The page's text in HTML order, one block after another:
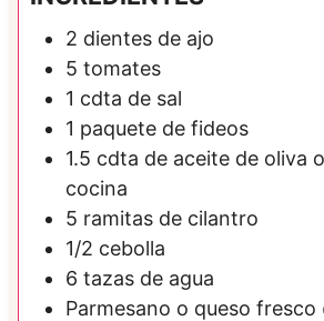
2 dientes de ajo
5 tomates
1 cdta de sal
1 paquete de fideos
1.5 cdta de aceite de oliva
cocina
5 ramitas de cilantro
1/2 cebolla
6 tazas de agua
Parmesano o queso fresco